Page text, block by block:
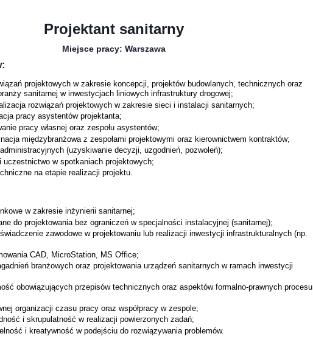
Projektant sanitarny
Miejsce pracy: Warszawa
projektowych w zakresie koncepcji, projektów budowlanych, technicznych oraz
sanitarnej w inwestycjach liniowych infrastruktury drogowej;
rozwiązań projektowych w zakresie sieci i instalacji sanitarnych;
pracy asystentów projektanta;
pracy własnej oraz zespołu asystentów;
międzybranżowa z zespołami projektowymi oraz kierownictwem kontraktów;
(uzyskiwanie decyzji, uzgodnień, pozwoleń);
uczestnictwo w spotkaniach projektowych;
na etapie realizacji projektu.
w zakresie inżynierii sanitarnej;
do projektowania bez ograniczeń w specjalności instalacyjnej (sanitarnej);
zawodowe w projektowaniu lub realizacji inwestycji infrastrukturalnych (np.
CAD, MicroStation, MS Office;
branżowych oraz projektowania urządzeń sanitarnych w ramach inwestycji
obowiązujących przepisów technicznych oraz aspektów formalno-prawnych procesu
organizacji czasu pracy oraz współpracy w zespole;
i skrupulatność w realizacji powierzonych zadań;
i kreatywność w podejściu do rozwiązywania problemów.